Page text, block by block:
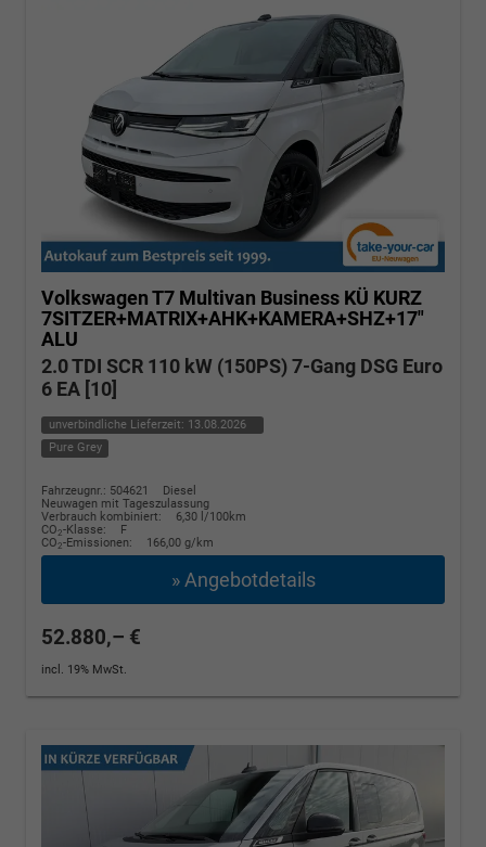
Volkswagen T7 Multivan Business KÜ KURZ
7SITZER+MATRIX+AHK+KAMERA+SHZ+17"
ALU
2.0 TDI SCR 110 kW (150PS) 7-Gang DSG Euro
6 EA [10]
unverbindliche Lieferzeit: 13.08.2026
Pure Grey
Fahrzeugnr.: 504621
Diesel
Neuwagen mit Tageszulassung
Verbrauch kombiniert:
6,30 l/100km
CO2-Klasse:
F
CO2-Emissionen: 166,00 g/km
» Angebotdetails
52.880,– €
incl. 19% MwSt.